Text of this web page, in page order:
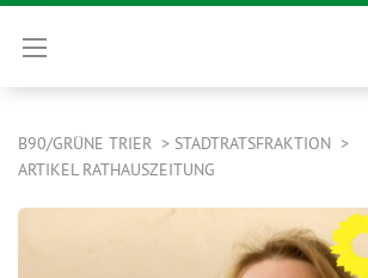
B90/GRÜNE TRIER
STADTRATSFRAKTION
ARTIKEL RATHAUSZEITUNG